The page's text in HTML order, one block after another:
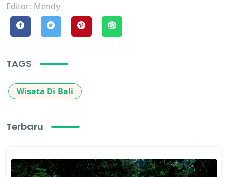
Editor: Mendy
TAGS
Wisata Di Bali
Terbaru